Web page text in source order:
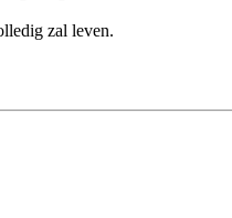
zal leven.